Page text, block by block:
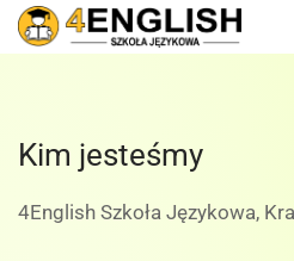
Kim jesteśmy
4English Szkoła Językowa,